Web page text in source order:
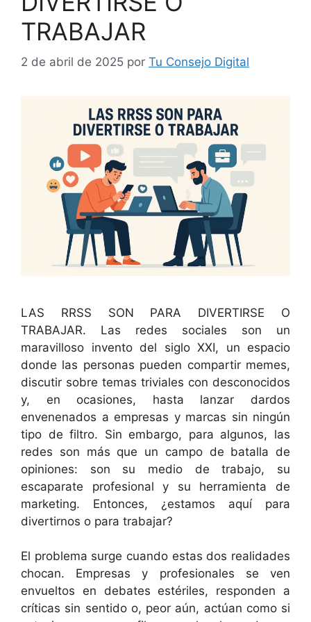
TRABAJAR
2 de abril de 2025 por Tu Consejo Digital
LAS RRSS SON PARA DIVERTIRSE O
TRABAJAR. Las redes sociales son un
maravilloso invento del siglo XXI, un espacio
donde las personas pueden compartir memes,
discutir sobre temas triviales con desconocidos
y, en ocasiones, hasta lanzar dardos
envenenados a empresas y marcas sin ningún
tipo de filtro. Sin embargo, para algunos, las
redes son más que un campo de batalla de
opiniones: son su medio de trabajo, su
escaparate profesional y su herramienta de
marketing. Entonces, ¿estamos aquí para
divertirnos o para trabajar?
El problema surge cuando estas dos realidades
chocan. Empresas y profesionales se ven
envueltos en debates estériles, responden a
críticas sin sentido o, peor aún, actúan como si